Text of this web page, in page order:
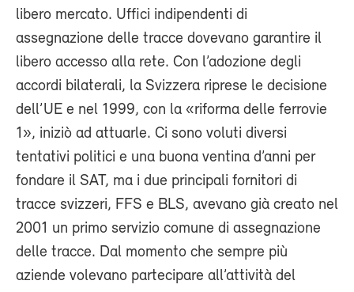
libero mercato. Uffici indipendenti di
assegnazione delle tracce dovevano garantire il
libero accesso alla rete. Con l’adozione degli
accordi bilaterali, la Svizzera riprese le decisione
dell’UE e nel 1999, con la «riforma delle ferrovie
1», iniziò ad attuarle. Ci sono voluti diversi
tentativi politici e una buona ventina d’anni per
fondare il SAT, ma i due principali fornitori di
tracce svizzeri, FFS e BLS, avevano già creato nel
2001 un primo servizio comune di assegnazione
delle tracce. Dal momento che sempre più
aziende volevano partecipare all’attività del